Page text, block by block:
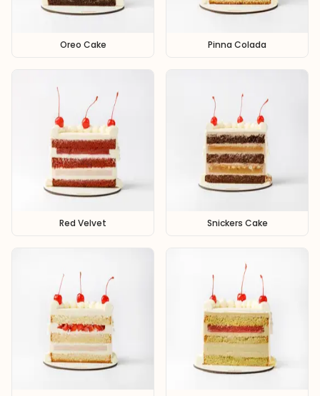
Oreo Cake Pinna Colada
Red Velvet Snickers Cake